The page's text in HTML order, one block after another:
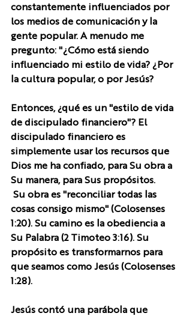
constantemente influenciados por
los medios de comunicación y la
gente popular. A menudo me
pregunto: "¿Cómo está siendo
influenciado mi estilo de vida? ¿Por
la cultura popular, o por Jesús?
Entonces, ¿qué es un "estilo de vida
de discipulado financiero"? El
discipulado financiero es
simplemente usar los recursos que
Dios me ha confiado, para Su obra a
Su manera, para Sus propósitos.
cosas consigo mismo" (Colosenses
1:20). Su camino es la obediencia a
Su Palabra (2 Timoteo 3:16). Su
propósito es transformarnos para
que seamos como Jesús (Colosenses
1:28).
Jesús contó una parábola que